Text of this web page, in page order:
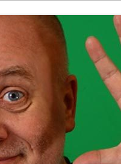
REFERENZEN ERFAHRUNGEN UND
NEWSLETTER